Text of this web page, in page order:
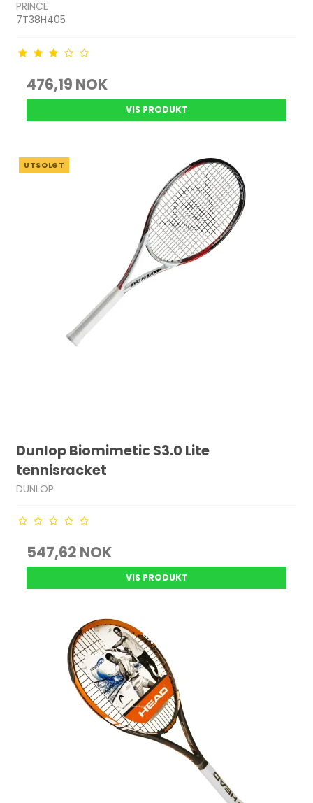
PRINCE
7T38H405
476,19 NOK
VIS PRODUKT
UTSOLGT
Dunlop Biomimetic S3.0 Lite
tennisracket
DUNLOP
547,62 NOK
VIS PRODUKT